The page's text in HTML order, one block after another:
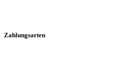
Zahlungsarten